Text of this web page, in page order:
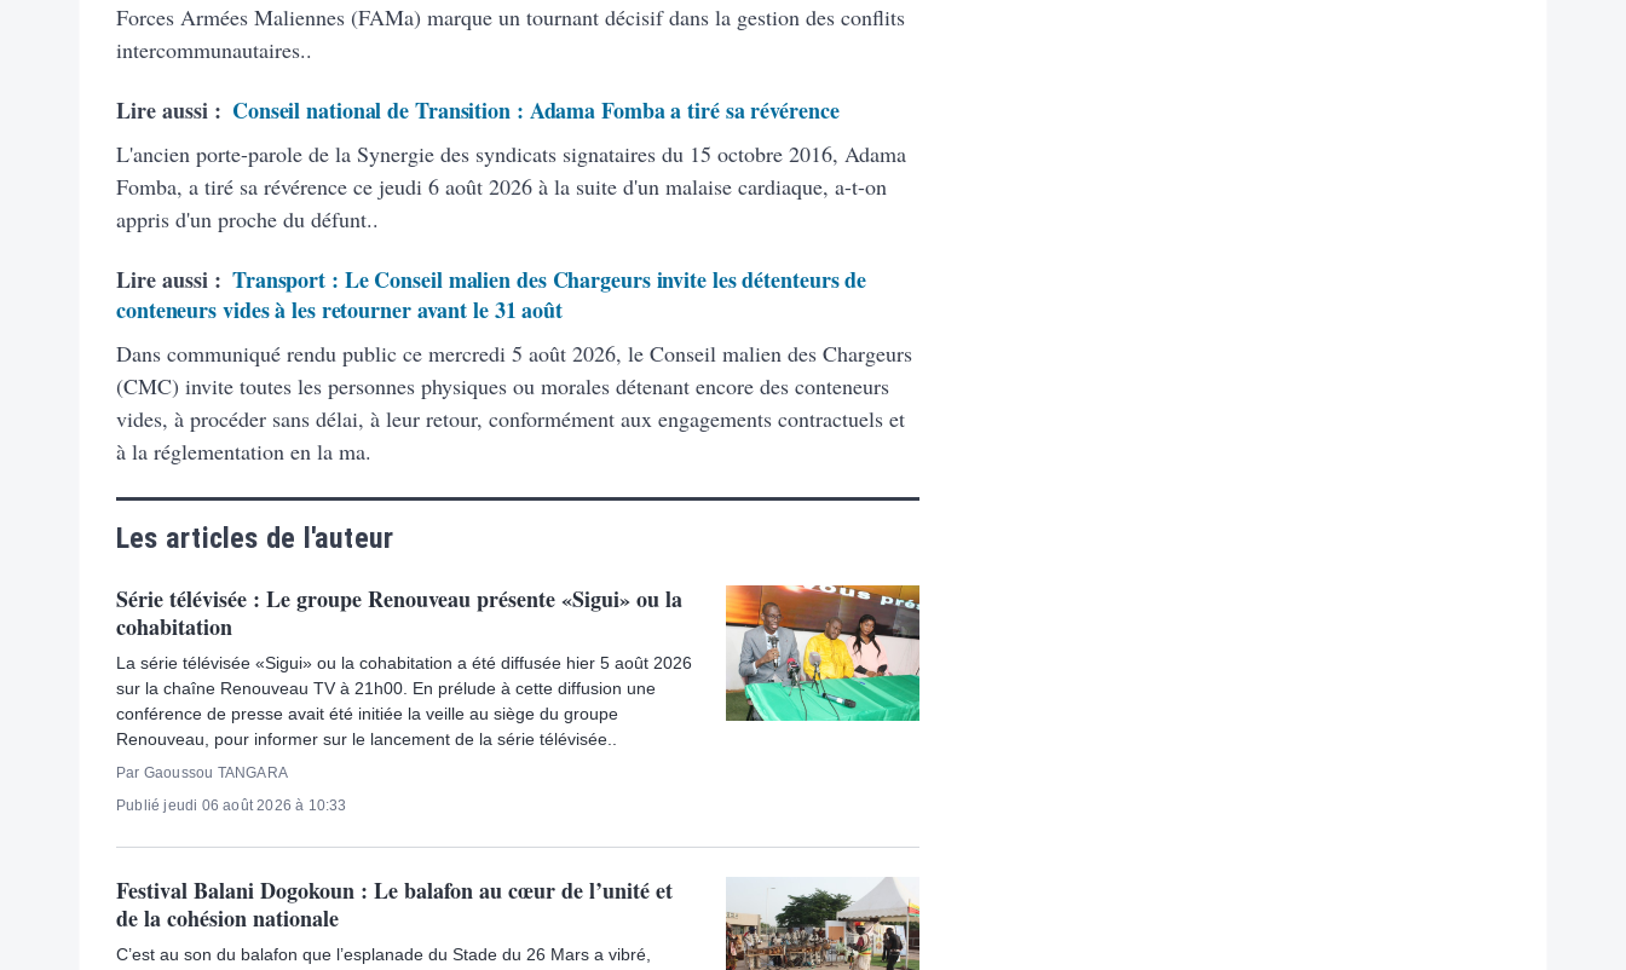
Forces Armées Maliennes (FAMa) marque un tournant décisif dans la gestion des conflits
intercommunautaires..
Lire aussi : Conseil national de Transition : Adama Fomba a tiré sa révérence
L'ancien porte-parole de la Synergie des syndicats signataires du 15 octobre 2016, Adama
Fomba, a tiré sa révérence ce jeudi 6 août 2026 à la suite d'un malaise cardiaque, a-t-on
appris d'un proche du défunt..
Lire aussi : Transport : Le Conseil malien des Chargeurs invite les détenteurs de
conteneurs vides à les retourner avant le 31 août
Dans communiqué rendu public ce mercredi 5 août 2026, le Conseil malien des Chargeurs
(CMC) invite toutes les personnes physiques ou morales détenant encore des conteneurs
vides, à procéder sans délai, à leur retour, conformément aux engagements contractuels et
à la réglementation en la ma.
Les articles de l'auteur
Série télévisée : Le groupe Renouveau présente «Sigui» ou la
cohabitation
La série télévisée «Sigui» ou la cohabitation a été diffusée hier 5 août 2026
sur la chaîne Renouveau TV à 21h00. En prélude à cette diffusion une
conférence de presse avait été initiée la veille au siège du groupe
Renouveau, pour informer sur le lancement de la série télévisée..
Par Gaoussou TANGARA
Publié jeudi 06 août 2026 à 10:33
Festival Balani Dogokoun : Le balafon au cœur de l’unité et
de la cohésion nationale
C’est au son du balafon que l’esplanade du Stade du 26 Mars a vibré,